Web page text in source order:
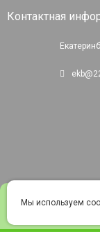
Войти
Контактная
Мы используем